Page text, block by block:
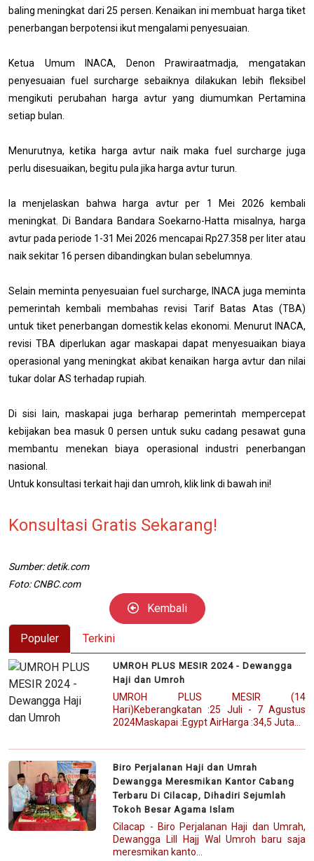
baling meningkat dari 25 persen. Kenaikan ini membuat harga tiket
penerbangan berpotensi ikut mengalami penyesuaian.
Ketua Umum INACA, Denon Prawiraatmadja, mengatakan
penyesuaian fuel surcharge sebaiknya dilakukan lebih fleksibel
mengikuti perubahan harga avtur yang diumumkan Pertamina
setiap bulan.
Menurutnya, ketika harga avtur naik maka fuel surcharge juga
perlu disesuaikan, begitu pula jika harga avtur turun.
Ia menjelaskan bahwa harga avtur per 1 Mei 2026 kembali
meningkat. Di Bandara Bandara Soekarno-Hatta misalnya, harga
avtur pada periode 1-31 Mei 2026 mencapai Rp27.358 per liter atau
naik sekitar 16 persen dibandingkan bulan sebelumnya.
Selain meminta penyesuaian fuel surcharge, INACA juga meminta
pemerintah kembali membahas revisi Tarif Batas Atas (TBA)
untuk tiket penerbangan domestik kelas ekonomi. Menurut INACA,
revisi TBA diperlukan agar maskapai dapat menyesuaikan biaya
operasional yang meningkat akibat kenaikan harga avtur dan nilai
tukar dolar AS terhadap rupiah.
Di sisi lain, maskapai juga berharap pemerintah mempercepat
kebijakan bea masuk 0 persen untuk suku cadang pesawat guna
membantu menekan biaya operasional industri penerbangan
nasional.
Untuk konsultasi terkait haji dan umroh, klik link di bawah ini!
Konsultasi Gratis Sekarang!
Sumber: detik.com
Foto: CNBC.com
Kembali
Populer Terkini
UMROH PLUS MESIR 2024 - Dewangga
Haji dan Umroh
UMROH PLUS MESIR (14
Hari)Keberangkatan :25 Juli - 7 Agustus
2024Maskapai :Egypt AirHarga :34,5 Juta...
Biro Perjalanan Haji dan Umrah
Dewangga Meresmikan Kantor Cabang
Terbaru Di Cilacap, Dihadiri Sejumlah
Tokoh Besar Agama Islam
Cilacap - Biro Perjalanan Haji dan Umrah,
Dewangga Lill Hajj Wal Umroh baru saja
meresmikan kanto...